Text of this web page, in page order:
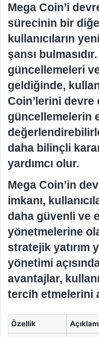
Mega Coin’i
sürecinin bir
kullanıcıların
şansı bulmasıdır.
güncellemeleri
geldiğinde,
Coin’lerini devre
güncellemelerin
daha bilinçli
yardımcı olur.
Mega Coin’in
imkanı,
daha güvenli ve
yönetmelerine
stratejik yatırım
yönetimi
avantajlar,
tercih etmelerini
Özellik